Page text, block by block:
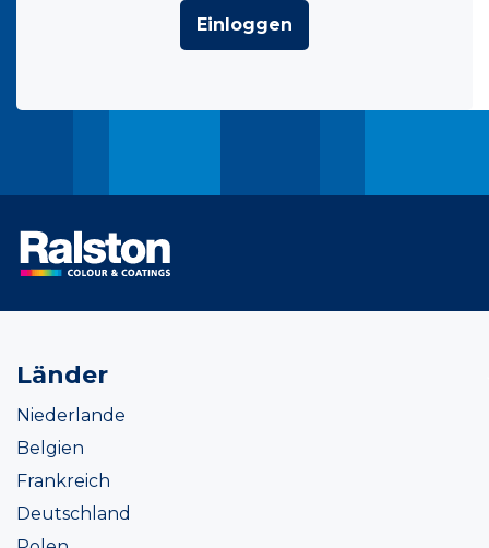
Einloggen
Länder
Niederlande
Belgien
Frankreich
Deutschland